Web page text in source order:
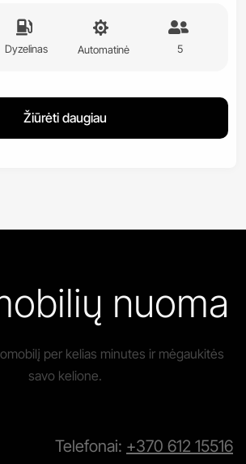
Dyzelinas Automatinė 5
Žiūrėti daugiau
nuoma
per kelias minutes ir mėgaukitės
savo kelione.
Telefonai: +370 612 15516